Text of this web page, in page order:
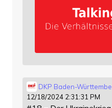
DKP Baden-
12/18/2024 2:31:31 PM